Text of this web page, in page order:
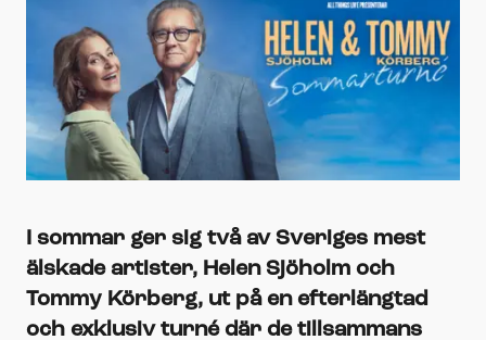
I sommar ger sig två av Sveriges mest
älskade artister, Helen Sjöholm och
Tommy Körberg, ut på en efterlängtad
och exklusiv turné där de tillsammans